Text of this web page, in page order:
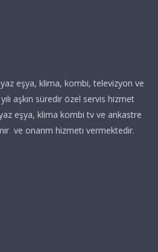
eşya, klima, kombi, televizyon ve
aşkın süredir özel servis hizmet
eşya, klima kombi tv ve ankastre
ve onarım hizmeti vermektedir.